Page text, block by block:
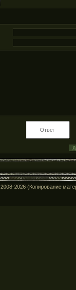
2026 (Копирование